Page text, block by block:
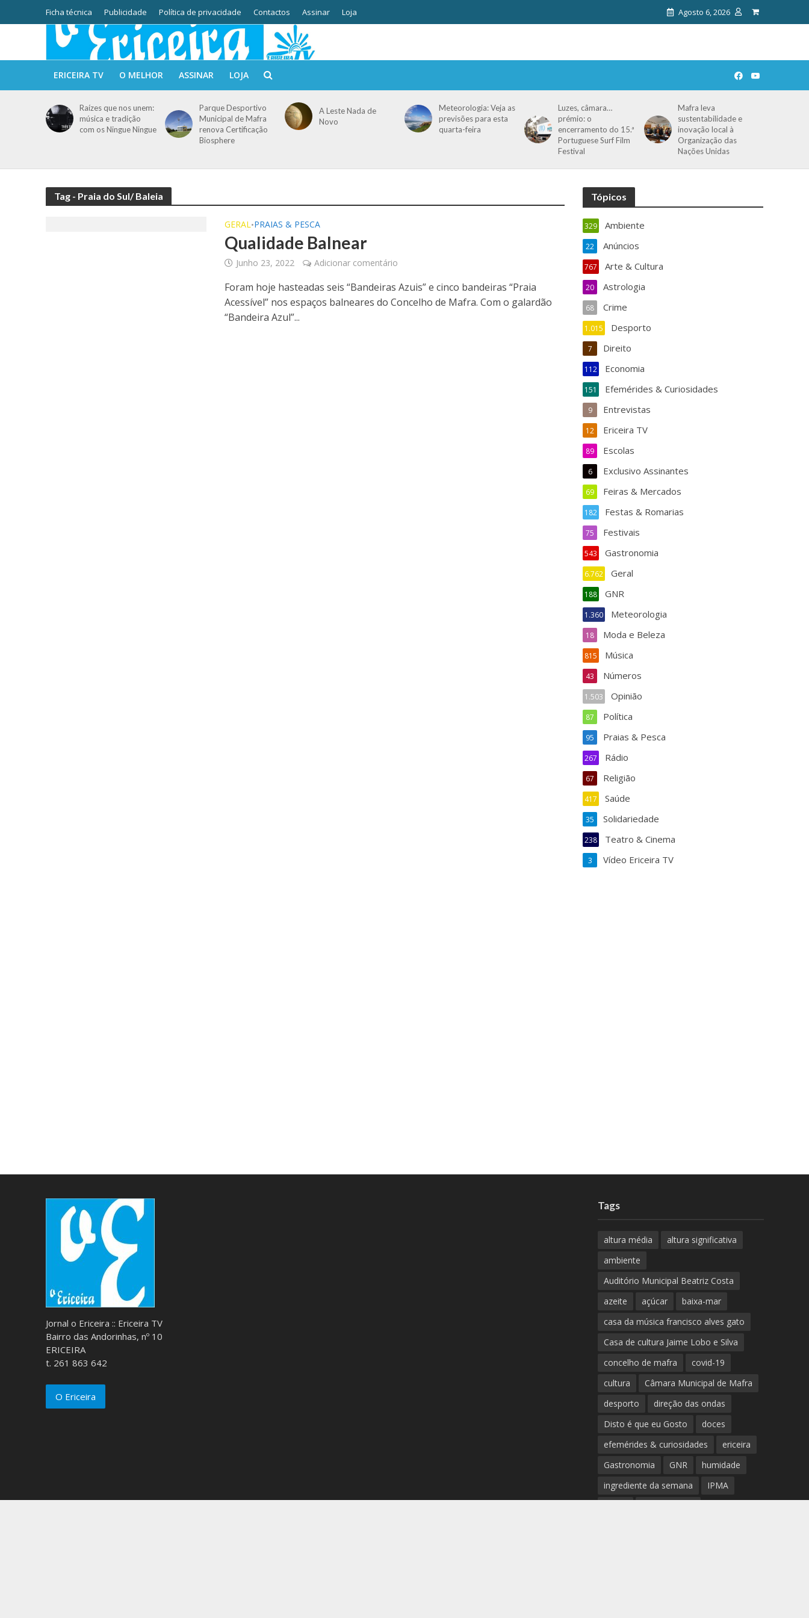
Ficha técnica Publicidade Política de privacidade Contactos Assinar Loja Agosto 6, 2026
ERICEIRA TV O MELHOR ASSINAR LOJA
Raízes que nos unem:
música e tradição
com os Ningue Ningue
Parque Desportivo
Municipal de Mafra
renova Certificação
Biosphere
A Leste Nada de
Novo
Meteorologia: Veja as
previsões para esta
quarta-feira
Luzes, câmara…
prémio: o
encerramento do 15.ª
Portuguese Surf Film
Festival
Mafra leva
sustentabilidade e
inovação local à
Organização das
Nações Unidas
Tag - Praia do Sul/ Baleia
GERAL•PRAIAS & PESCA
Qualidade Balnear
Junho 23, 2022 Adicionar comentário
Foram hoje hasteadas seis “Bandeiras Azuis” e cinco bandeiras “Praia
Acessível” nos espaços balneares do Concelho de Mafra. Com o galardão
“Bandeira Azul”...
Tópicos
Ambiente
329
Anúncios
22
Arte & Cultura
767
Astrologia
20
Crime
68
Desporto
1.015
Direito
7
Economia
112
Efemérides & Curiosidades
151
Entrevistas
9
Ericeira TV
12
Escolas
89
Exclusivo Assinantes
6
Feiras & Mercados
69
Festas & Romarias
182
Festivais
75
Gastronomia
543
Geral
6.762
GNR
188
Meteorologia
1.360
Moda e Beleza
18
Música
815
Números
43
Opinião
1.503
Política
87
Praias & Pesca
95
Rádio
267
Religião
67
Saúde
417
Solidariedade
35
Teatro & Cinema
238
Vídeo Ericeira TV
3
Jornal o Ericeira :: Ericeira TV
Bairro das Andorinhas, nº 10
ERICEIRA
t. 261 863 642
O Ericeira
Tags
altura média
altura significativa
ambiente
Auditório Municipal Beatriz Costa
azeite
açúcar
baixa-mar
casa da música francisco alves gato
Casa de cultura Jaime Lobo e Silva
concelho de mafra
covid-19
cultura
Câmara Municipal de Mafra
desporto
direção das ondas
Disto é que eu Gosto
doces
efemérides & curiosidades
ericeira
Gastronomia
GNR
humidade
ingrediente da semana
IPMA